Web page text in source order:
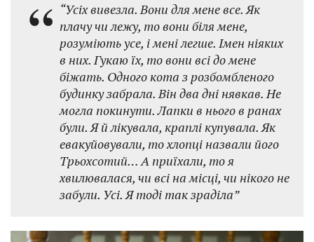
“Усіх вивезла. Вони для мене все. Як
плачу чи лежу, то вони біля мене,
розуміють усе, і мені легше. Імен ніяких
в них. Гукаю їх, то вони всі до мене
біжать. Одного кота з розбомбленого
будинку забрала. Він два дні нявкав. Не
могла покинути. Лапки в нього в ранах
були. Я й лікувала, краплі купувала. Як
евакуйовували, то хлопці назвали його
Трьохсотий… А приїхали, то я
хвилювалася, чи всі на місці, чи нікого не
забули. Усі. Я тоді так зраділа”